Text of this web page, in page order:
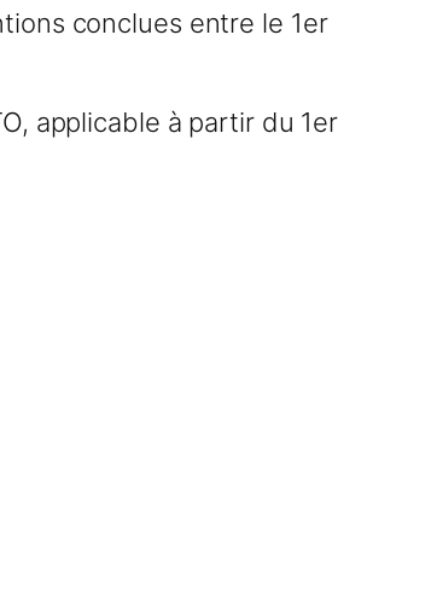
conclues entre le 1er
applicable à partir du 1er